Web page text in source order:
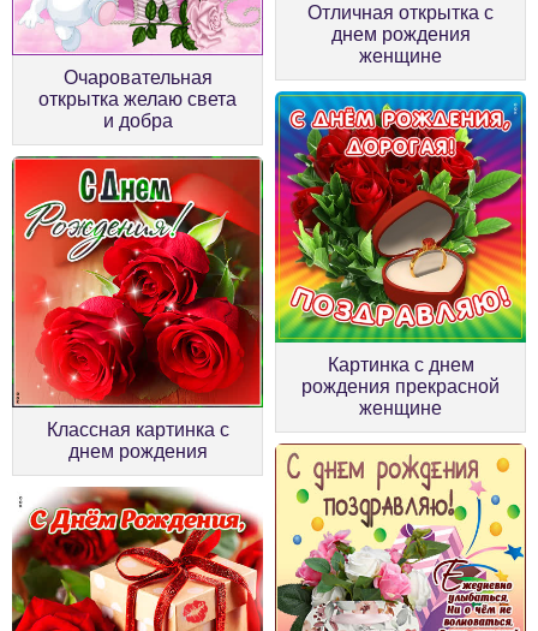
Очаровательная
открытка желаю света
и добра
Отличная открытка с
днем рождения
женщине
Классная картинка с
днем рождения
Картинка с днем
рождения прекрасной
женщине